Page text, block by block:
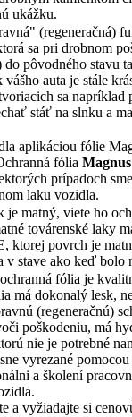
ukážku.
(regeneračná)
sa pri drobnom
pôvodného stavu
auta je stále
sa napríklad
stáť na slnku a
aplikáciou fólie
fólia
prípadoch
laku vozidla.
je matný, viete ho
továrenské laky
ktorej povrch je
stave ako keď bolo
fólia je
má dokonalý lesk,
(regeneračnú)
poškodeniu, má
nie je potrebné
vyrezané
a školení
a vyžiadajte si